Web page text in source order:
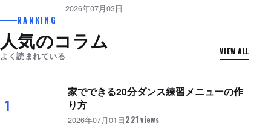
2026年07月03日
RANKING
人気のコラム
よく読まれている VIEW ALL
1
家でできる20分ダンス練習メニューの作
り方
2026年07月01日221 views